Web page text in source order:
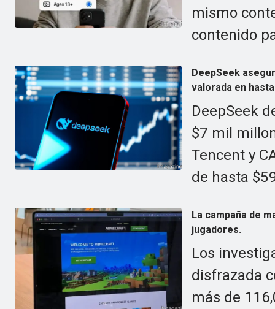
mismo
contenido
DeepSeek
valorada en
DeepSeek
$7 mil
Tencent y
de hasta
La campaña de
jugadores.
Los
disfrazada
más de